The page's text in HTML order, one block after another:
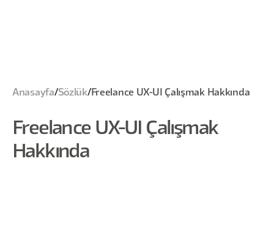
Anasayfa/Sözlük/ Freelance UX-UI Çalışmak Hakkında
Freelance UX-UI Çalışmak
Hakkında